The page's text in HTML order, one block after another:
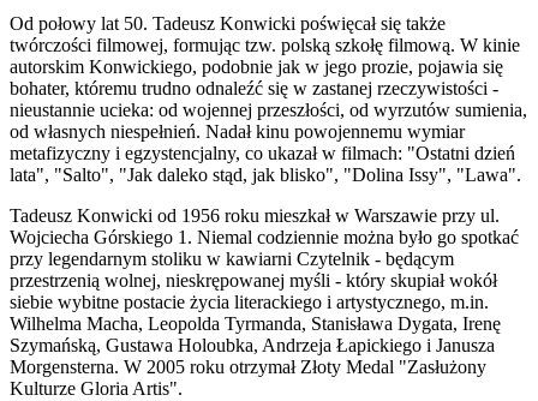
Od połowy lat 50. Tadeusz Konwicki poświęcał się także
twórczości filmowej, formując tzw. polską szkołę filmową. W kinie
autorskim Konwickiego, podobnie jak w jego prozie, pojawia się
bohater, któremu trudno odnaleźć się w zastanej rzeczywistości -
nieustannie ucieka: od wojennej przeszłości, od wyrzutów sumienia,
od własnych niespełnień. Nadał kinu powojennemu wymiar
metafizyczny i egzystencjalny, co ukazał w filmach: "Ostatni dzień
lata", "Salto", "Jak daleko stąd, jak blisko", "Dolina Issy", "Lawa".
Tadeusz Konwicki od 1956 roku mieszkał w Warszawie przy ul.
Wojciecha Górskiego 1. Niemal codziennie można było go spotkać
przy legendarnym stoliku w kawiarni Czytelnik - będącym
przestrzenią wolnej, nieskrępowanej myśli - który skupiał wokół
siebie wybitne postacie życia literackiego i artystycznego, m.in.
Wilhelma Macha, Leopolda Tyrmanda, Stanisława Dygata, Irenę
Szymańską, Gustawa Holoubka, Andrzeja Łapickiego i Janusza
Morgensterna. W 2005 roku otrzymał Złoty Medal "Zasłużony
Kulturze Gloria Artis".